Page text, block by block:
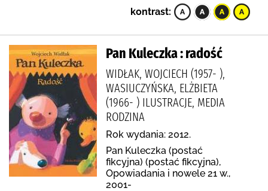
kontrast:
Pan Kuleczka : radość
WIDŁAK, WOJCIECH (1957- ),
WASIUCZYŃSKA, ELŻBIETA
(1966- ) ILUSTRACJE, MEDIA
RODZINA
Rok wydania: 2012.
Pan Kuleczka (postać
fikcyjna) (postać fikcyjna),
Opowiadania i nowele 21 w.,
2001-